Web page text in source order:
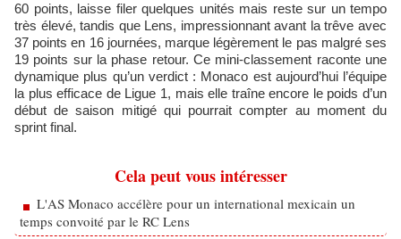
60 points, laisse filer quelques unités mais reste sur un tempo
très élevé, tandis que Lens, impressionnant avant la trêve avec
37 points en 16 journées, marque légèrement le pas malgré ses
19 points sur la phase retour. Ce mini‑classement raconte une
dynamique plus qu’un verdict : Monaco est aujourd’hui l’équipe
la plus efficace de Ligue 1, mais elle traîne encore le poids d’un
début de saison mitigé qui pourrait compter au moment du
sprint final.
Cela peut vous intéresser
L'AS Monaco accélère pour un international mexicain un
temps convoité par le RC Lens